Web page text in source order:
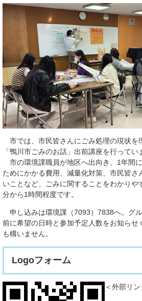
市では、市民皆さんにごみ処理の現状を
「鴨川市ごみのお話」出前講座を行ってい
市の環境課職員が地区へ出向き、1年間
ためにかかる費用、減量化対策、市民皆さ
いことなど、ごみに関することをわかり
分から1時間程度です。
申し込みは環境課（7093）7838へ。グ
前に希望の日時と参加予定人数をお知らせ
も構いません。
Logoフォーム
＜外部リン